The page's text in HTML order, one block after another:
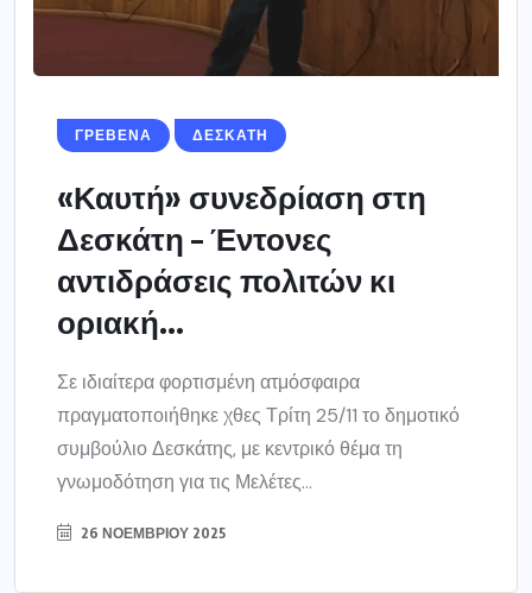
ΓΡΕΒΕΝΑ ΔΕΣΚΑΤΗ
«Καυτή» συνεδρίαση στη
Δεσκάτη – Έντονες
αντιδράσεις πολιτών κι
οριακή...
Σε ιδιαίτερα φορτισμένη ατμόσφαιρα
πραγματοποιήθηκε χθες Τρίτη 25/11 το δημοτικό
συμβούλιο Δεσκάτης, με κεντρικό θέμα τη
γνωμοδότηση για τις Μελέτες...
26 ΝΟΕΜΒΡΊΟΥ 2025